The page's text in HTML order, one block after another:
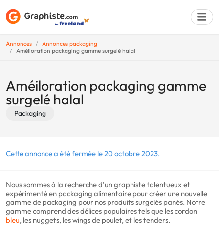
Annonces
Annonces packaging
Améiloration packaging gamme surgelé halal
Améiloration packaging gamme
surgelé halal
Packaging
Cette annonce a été fermée le 20 octobre 2023.
Nous sommes à la recherche d'un graphiste talentueux et
expérimenté en packaging alimentaire pour créer une nouvelle
gamme de packaging pour nos produits surgelés panés. Notre
gamme comprend des délices populaires tels que les cordon
bleu, les nuggets, les wings de poulet, et les tenders.